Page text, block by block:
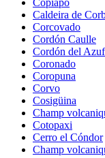
Caldeira de
Corcovado
Cordón Caulle
Cordón del
Coronado
Coropuna
Corvo
Cosigüina
Champ
Cotopaxi
Cerro el Cóndor
Champ